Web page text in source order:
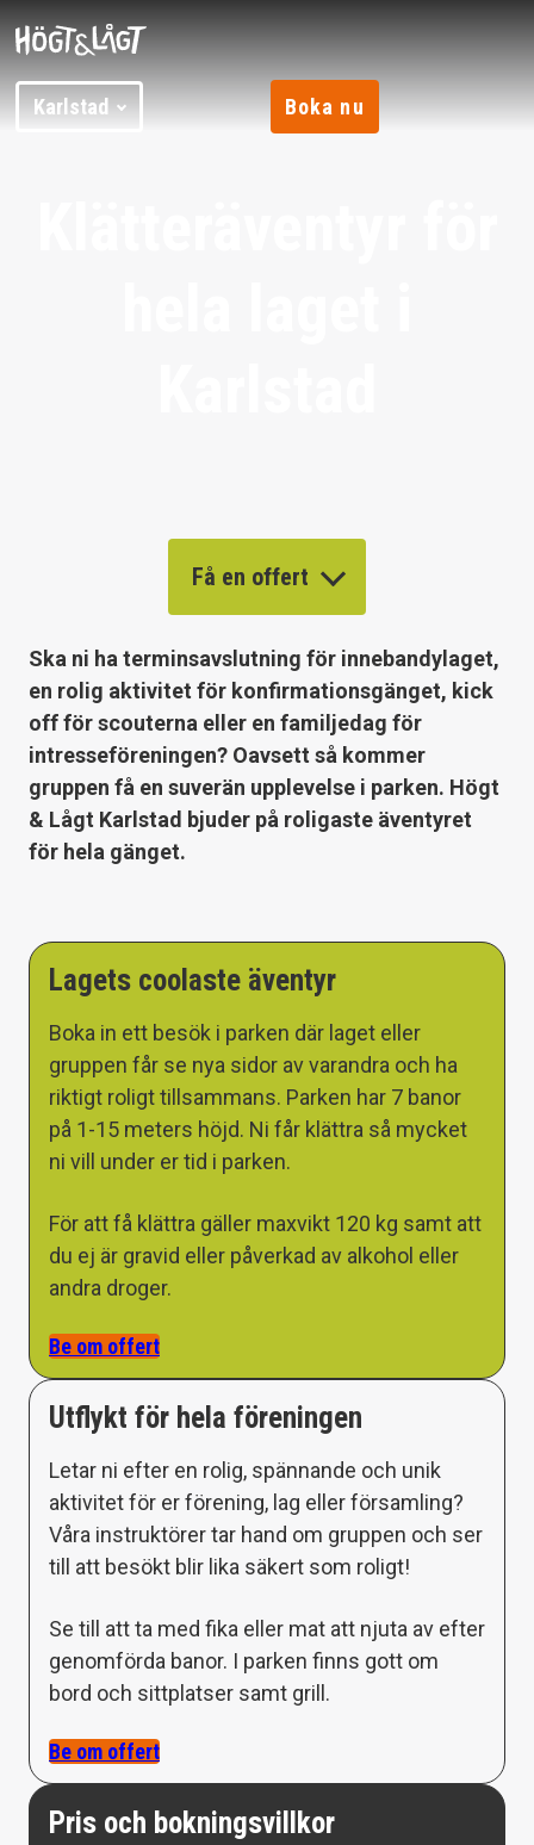
Karlstad Boka nu
Få en offert
Ska ni ha terminsavslutning för innebandylaget,
en rolig aktivitet för konfirmationsgänget, kick
off för scouterna eller en familjedag för
intresseföreningen? Oavsett så kommer
gruppen få en suverän upplevelse i parken. Högt
& Lågt Karlstad bjuder på roligaste äventyret
för hela gänget.
Lagets coolaste äventyr
Boka in ett besök i parken där laget eller
gruppen får se nya sidor av varandra och ha
riktigt roligt tillsammans. Parken har 7 banor
på 1-15 meters höjd. Ni får klättra så mycket
ni vill under er tid i parken.
För att få klättra gäller maxvikt 120 kg samt att
du ej är gravid eller påverkad av alkohol eller
andra droger.
Be om offert
Utflykt för hela föreningen
Letar ni efter en rolig, spännande och unik
aktivitet för er förening, lag eller församling?
Våra instruktörer tar hand om gruppen och ser
till att besökt blir lika säkert som roligt!
Se till att ta med fika eller mat att njuta av efter
genomförda banor. I parken finns gott om
bord och sittplatser samt grill.
Be om offert
Pris och bokningsvillkor